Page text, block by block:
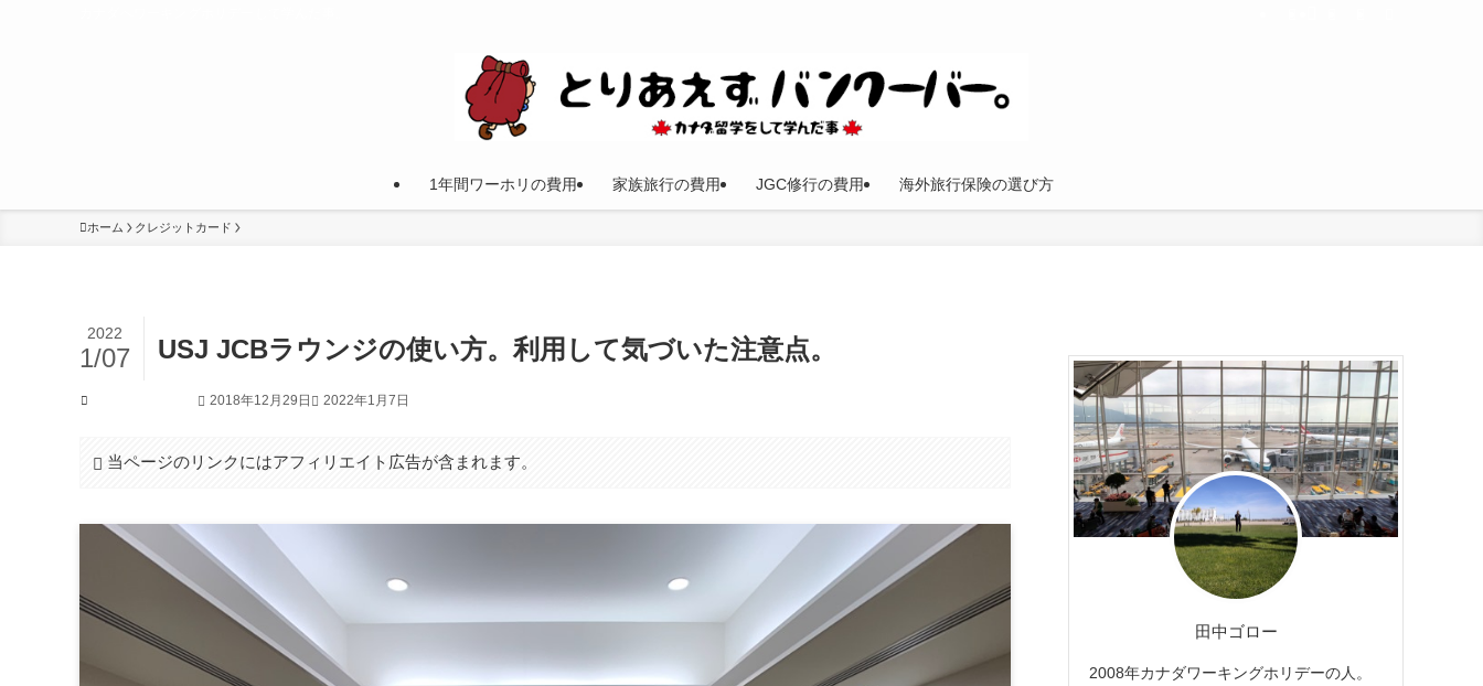
1年間ワーホリの費用 家族旅行の費用 JGC修行の費用 海外旅行保険の選び方
ホーム クレジットカード
USJ JCBラウンジの使い方。利用して気づいた注意点。
2022
1/07
2018年12月29日 2022年1月7日
当ページのリンクにはアフィリエイト広告が含まれます。
田中ゴロー
2008年カナダワーキングホリデーの人。